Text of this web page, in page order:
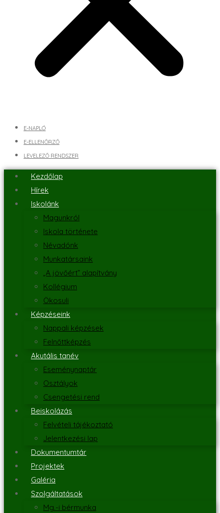
E-NAPLÓ
E-ELLENŐRZŐ
LEVELEZŐ RENDSZER
Kezdőlap
Hírek
Iskolánk
Magunkról
Iskola története
Névadónk
Munkatársaink
„A jövőért” alapítvány
Kollégium
Ökosuli
Képzéseink
Nappali képzések
Felnőttképzés
Akutális tanév
Eseménynaptár
Osztályok
Csengetési rend
Beiskolázás
Felvételi tájékoztató
Jelentkezési lap
Dokumentumtár
Projektek
Galéria
Szolgáltatások
Mg.-i bérmunka